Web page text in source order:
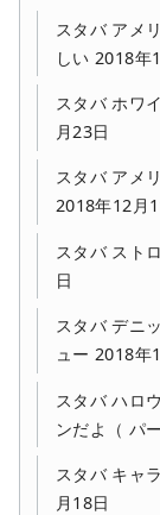
スタバ アメ
しい 2018年
スタバ ホワ
月23日
スタバ アメ
2018年12月
スタバ スト
日
スタバ デニ
ュー 2018年
スタバ ハロ
ンだよ（ パ
スタバ キャ
月18日